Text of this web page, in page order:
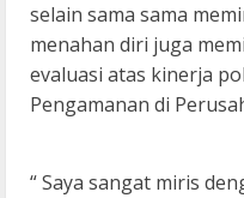
selain sama sama
menahan diri juga
evaluasi atas kinerja
Pengamanan di
“ Saya sangat miris